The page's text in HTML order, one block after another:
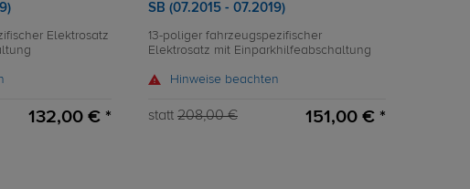
Elektrosatz
132,00 € *
SB (07.2015 - 07.2019)
13-poliger fahrzeugspezifischer
Elektrosatz mit Einparkhilfeabschaltung
Hinweise beachten
statt 208,00 € 151,00 € *